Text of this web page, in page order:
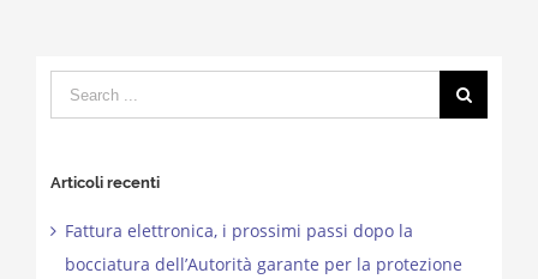
Search
for:
Articoli recenti
Fattura elettronica, i prossimi passi dopo la
bocciatura dell’Autorità garante per la protezione